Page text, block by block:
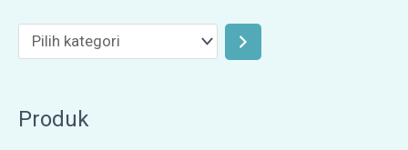
Produk